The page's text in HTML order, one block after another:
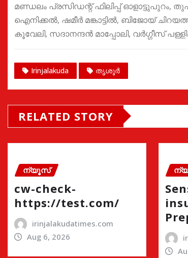
മണ്ഡലം പ്രസിഡന്റ് ഫിലിപ്പ് ഓളാട്ടുപുറം,
ഐനിക്കൽ, ഷമീർ മങ്കാട്ടിൽ, ബിജോയ്
കൂവേലി, സദാനന്ദൻ മാപ്പോലി, വർഗ്ഗീസ്
Irinjalakuda തൃശൂർ
RELATED STORY
ന്യൂസ്
cw-check-
https://test.com/
irinjalakudatimes.com
Aug 6, 2026